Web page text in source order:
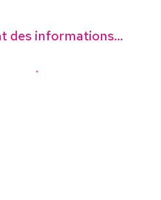
des informations...